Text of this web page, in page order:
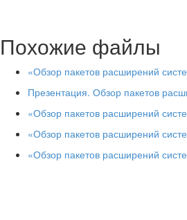
Похожие файлы
«Обзор пакетов расширений
Презентация. Обзор пакетов
«Обзор пакетов расширений
«Обзор пакетов расширений
«Обзор пакетов расширений